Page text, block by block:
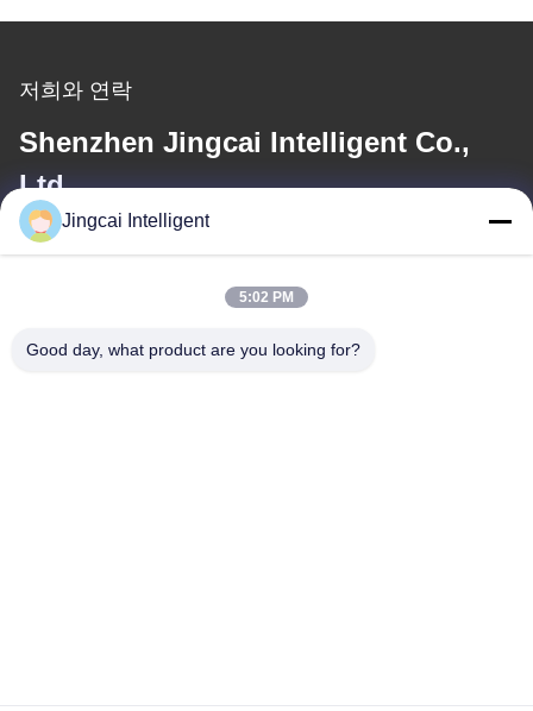
저희와 연락
Shenzhen Jingcai Intelligent Co.,
Ltd.
이메일
david@guition.com
Jingcai Intelligent
5:02 PM
Good day, what product are you looking for?